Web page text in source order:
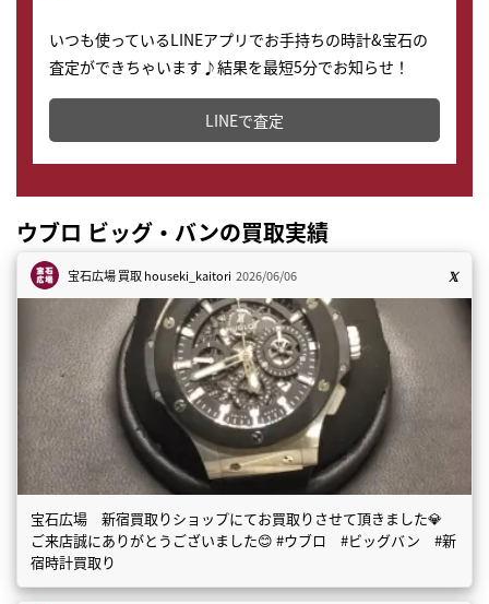
いつも使っているLINEアプリでお手持ちの時計&宝石の
査定ができちゃいます♪結果を最短5分でお知らせ！
どこからでもすぐに査定金額を知ることが出来ます。
LINEで査定
ウブロ ビッグ・バンの買取実績
宝石広場 買取houseki_kaitori 2026/06/06
宝石広場 新宿買取りショップにてお買取りさせて頂きました💎
ご来店誠にありがとうございました😊 #ウブロ #ビッグバン #新
宿時計買取り